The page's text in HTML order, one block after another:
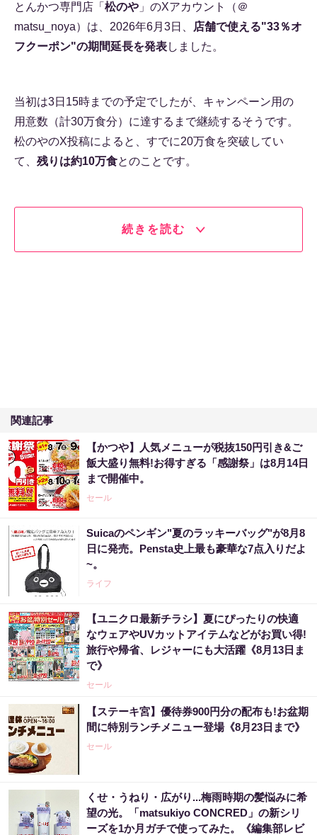
とんかつ専門店「 松のや 」のXアカウント（＠
matsu_noya）は、2026年6月3日、
店舗で使える"33％オ
フクーポン"の期間延長を発表しました。
当初は3日15時までの予定でしたが、キャンペーン用の
用意数（計30万食分）に達するまで継続するそうです。
松のやのX投稿によると、すでに20万食を突破してい
て、 残りは約10万食とのことです。
続きを読む
関連記事
【かつや】人気メニューが税抜150円引き&ご
飯大盛り無料!お得すぎる「感謝祭」は8月14日
まで開催中。
セール
Suicaのペンギン"夏のラッキーバッグ"が8月8
日に発売。Pensta史上最も豪華な7点入りだよ
~。
ライフ
【ユニクロ最新チラシ】夏にぴったりの快適
なウェアやUVカットアイテムなどがお買い得!
旅行や帰省、レジャーにも大活躍《8月13日ま
で》
セール
【ステーキ宮】優待券900円分の配布も!お盆期
間に特別ランチメニュー登場《8月23日まで》
セール
くせ・うねり・広がり...梅雨時期の髪悩みに希
望の光。「matsukiyo CONCRED」の新シリ
ーズを1か月ガチで使ってみた。《編集部レビ